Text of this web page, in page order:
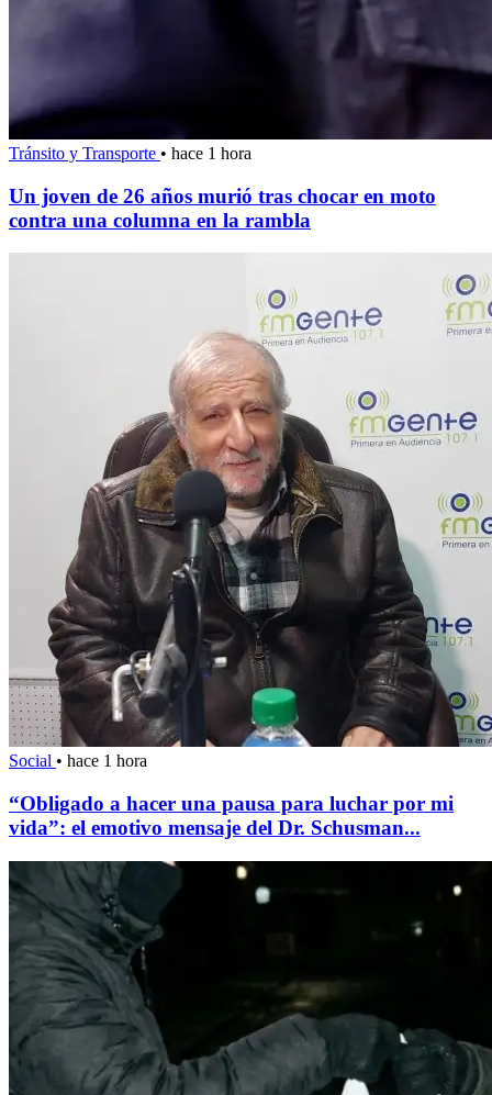
Tránsito y Transporte • hace 1 hora
Un joven de 26 años murió tras chocar en moto
contra una columna en la rambla
Social • hace 1 hora
“Obligado a hacer una pausa para luchar por mi
vida”: el emotivo mensaje del Dr. Schusman...